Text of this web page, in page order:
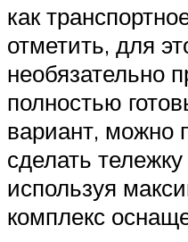
как
отметить, для
необязательно
полностью
вариант, можно
сделать
используя
комплекс